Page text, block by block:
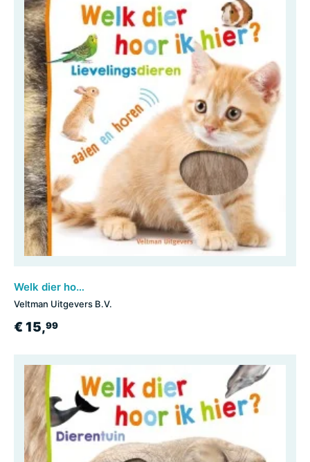
Welk dier hoor ik hier? - Lievelingsdieren
Veltman Uitgevers B.V.
€ 15,99